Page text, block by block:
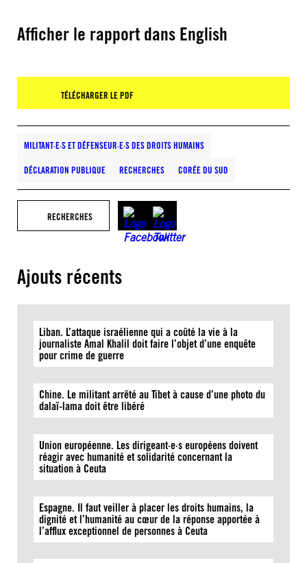
Afficher le rapport dans English
TÉLÉCHARGER LE PDF
MILITANT·E·S ET DÉFENSEUR·E·S DES DROITS HUMAINS
DÉCLARATION PUBLIQUE RECHERCHES CORÉE DU SUD
RECHERCHES
Ajouts récents
Liban. L’attaque israélienne qui a coûté la vie à la
journaliste Amal Khalil doit faire l’objet d’une enquête
pour crime de guerre
Chine. Le militant arrêté au Tibet à cause d’une photo du
dalaï-lama doit être libéré
Union européenne. Les dirigeant·e·s européens doivent
réagir avec humanité et solidarité concernant la
situation à Ceuta
Espagne. Il faut veiller à placer les droits humains, la
dignité et l’humanité au cœur de la réponse apportée à
l’afflux exceptionnel de personnes à Ceuta